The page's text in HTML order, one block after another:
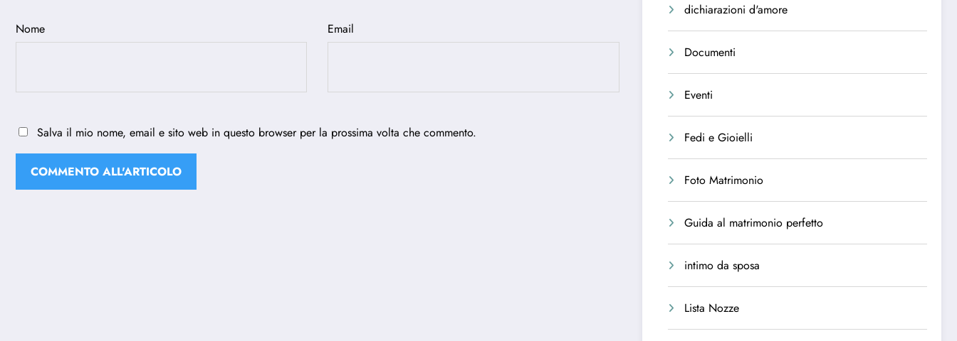
Nome Email
Salva il mio nome, email e sito web in questo browser per la prossima volta che commento.
dichiarazioni d'amore
Documenti
Eventi
Fedi e Gioielli
Foto Matrimonio
Guida al matrimonio perfetto
intimo da sposa
Lista Nozze